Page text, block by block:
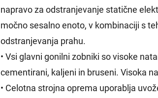
napravo za odstranjevanje statične
močno sesalno enoto, v kombinaciji s
odstranjevanja prahu.
• Vsi glavni gonilni zobniki so visoke
cementirani, kaljeni in bruseni. Visoka
• Celotna strojna oprema uporablja